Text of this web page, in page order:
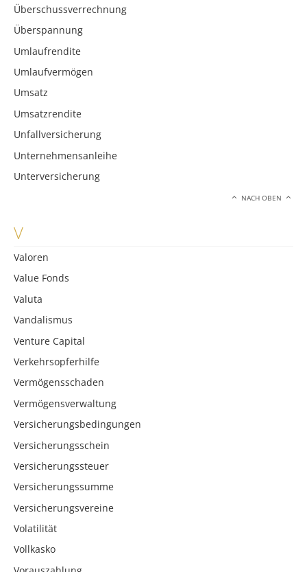
Überschussverrechnung
Überspannung
Umlaufrendite
Umlaufvermögen
Umsatz
Umsatzrendite
Unfallversicherung
Unternehmensanleihe
Unterversicherung
NACH OBEN
V
Valoren
Value Fonds
Valuta
Vandalismus
Venture Capital
Verkehrsopferhilfe
Vermögensschaden
Vermögensverwaltung
Versicherungsbedingungen
Versicherungsschein
Versicherungssteuer
Versicherungssumme
Versicherungsvereine
Volatilität
Vollkasko